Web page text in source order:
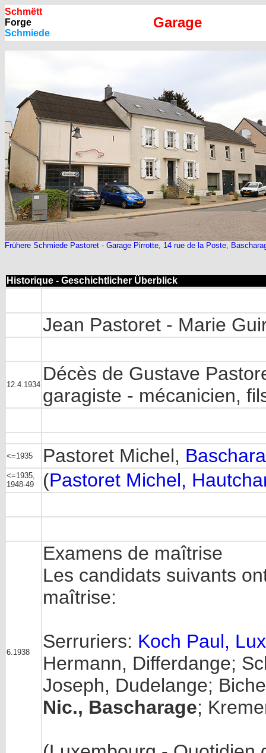
Schmëtt
Forge
Schmiede
Garage
Frühere Schmiede Pastoret - Garage Pirrotte, 14 rue de la Poste,
Historique - Geschichtlicher Überblick
Jean Pastoret - Marie
12.4.1934
Décès de Gustave
garagiste - mécanicien,
<=1935 Pastoret Michel,
<=1935,
1948-49
(Pastoret Michel,
6.1938
Examens de maîtrise
Les candidats suivants
maîtrise:
Serruriers: Koch Paul,
Hermann, Differdange;
Joseph, Dudelange;
Nic., Bascharage;